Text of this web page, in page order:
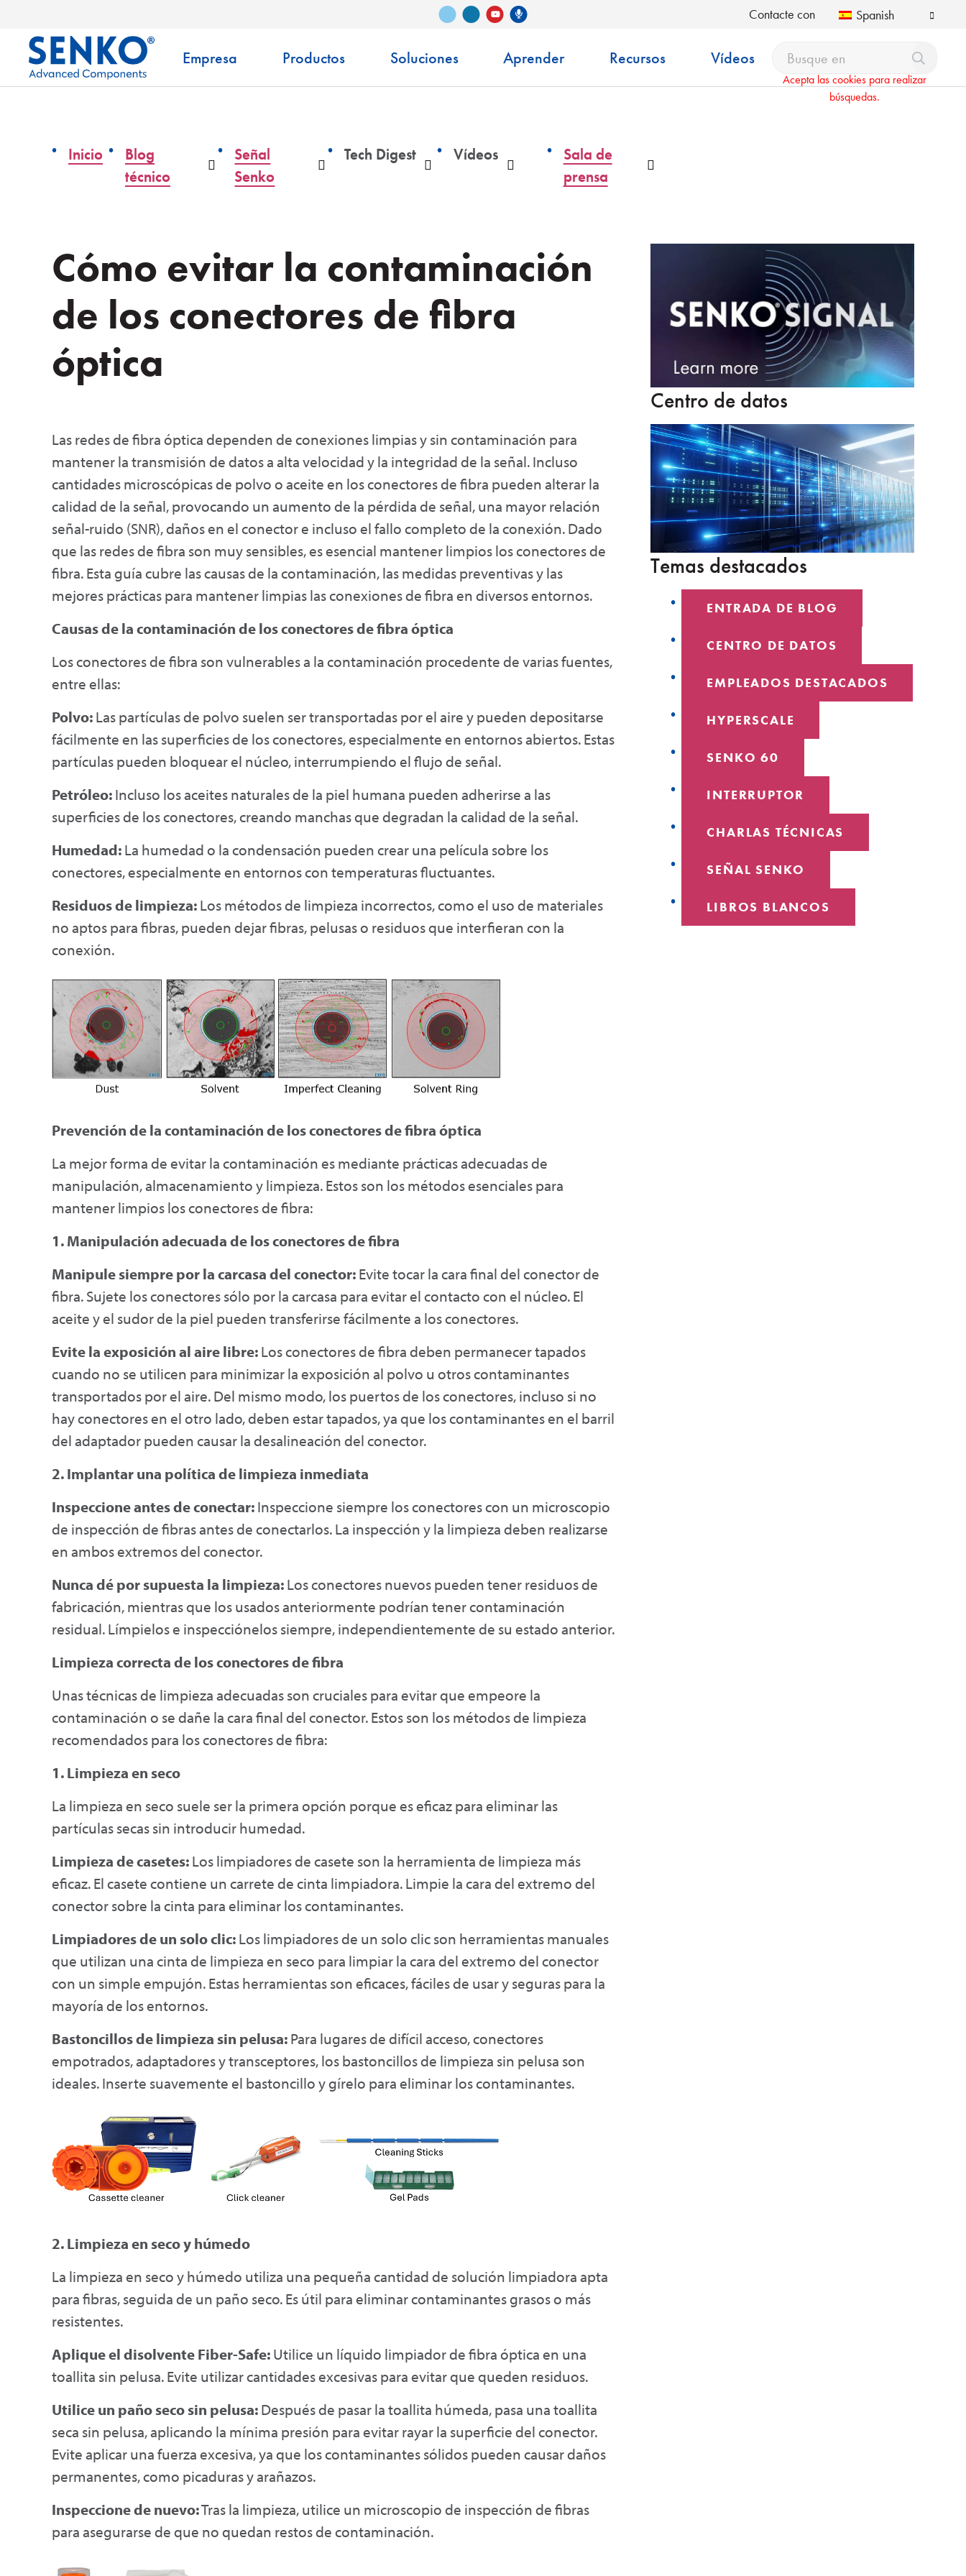
Vimeo LinkedInYouTubePodcast de Senko Contacte con Spanish
Empresa Productos Soluciones Aprender Recursos Vídeos
Acepta las cookies para realizar
búsquedas.
Inicio
Blog
técnico
Desplegable
Señal
Senko
Desplegable
Tech Digest
Desplegable
Vídeos
Desplegable
Sala de
prensa
Desplegable
Cómo evitar la contaminación
de los conectores de fibra
óptica
Las redes de fibra óptica dependen de conexiones limpias y sin contaminación para
mantener la transmisión de datos a alta velocidad y la integridad de la señal. Incluso
cantidades microscópicas de polvo o aceite en los conectores de fibra pueden alterar la
calidad de la señal, provocando un aumento de la pérdida de señal, una mayor relación
señal-ruido (SNR), daños en el conector e incluso el fallo completo de la conexión. Dado
que las redes de fibra son muy sensibles, es esencial mantener limpios los conectores de
fibra. Esta guía cubre las causas de la contaminación, las medidas preventivas y las
mejores prácticas para mantener limpias las conexiones de fibra en diversos entornos.
Causas de la contaminación de los conectores de fibra óptica
Los conectores de fibra son vulnerables a la contaminación procedente de varias fuentes,
entre ellas:
Polvo:Las partículas de polvo suelen ser transportadas por el aire y pueden depositarse
fácilmente en las superficies de los conectores, especialmente en entornos abiertos. Estas
partículas pueden bloquear el núcleo, interrumpiendo el flujo de señal.
Petróleo:Incluso los aceites naturales de la piel humana pueden adherirse a las
superficies de los conectores, creando manchas que degradan la calidad de la señal.
Humedad:La humedad o la condensación pueden crear una película sobre los
conectores, especialmente en entornos con temperaturas fluctuantes.
Residuos de limpieza:Los métodos de limpieza incorrectos, como el uso de materiales
no aptos para fibras, pueden dejar fibras, pelusas o residuos que interfieran con la
conexión.
Prevención de la contaminación de los conectores de fibra óptica
La mejor forma de evitar la contaminación es mediante prácticas adecuadas de
manipulación, almacenamiento y limpieza. Estos son los métodos esenciales para
mantener limpios los conectores de fibra:
1. Manipulación adecuada de los conectores de fibra
Manipule siempre por la carcasa del conector:Evite tocar la cara final del conector de
fibra. Sujete los conectores sólo por la carcasa para evitar el contacto con el núcleo. El
aceite y el sudor de la piel pueden transferirse fácilmente a los conectores.
Evite la exposición al aire libre:Los conectores de fibra deben permanecer tapados
cuando no se utilicen para minimizar la exposición al polvo u otros contaminantes
transportados por el aire. Del mismo modo, los puertos de los conectores, incluso si no
hay conectores en el otro lado, deben estar tapados, ya que los contaminantes en el barril
del adaptador pueden causar la desalineación del conector.
2. Implantar una política de limpieza inmediata
Inspeccione antes de conectar:Inspeccione siempre los conectores con un microscopio
de inspección de fibras antes de conectarlos. La inspección y la limpieza deben realizarse
en ambos extremos del conector.
Nunca dé por supuesta la limpieza:Los conectores nuevos pueden tener residuos de
fabricación, mientras que los usados anteriormente podrían tener contaminación
residual. Límpielos e inspecciónelos siempre, independientemente de su estado anterior.
Limpieza correcta de los conectores de fibra
Unas técnicas de limpieza adecuadas son cruciales para evitar que empeore la
contaminación o se dañe la cara final del conector. Estos son los métodos de limpieza
recomendados para los conectores de fibra:
1. Limpieza en seco
La limpieza en seco suele ser la primera opción porque es eficaz para eliminar las
partículas secas sin introducir humedad.
Limpieza de casetes:Los limpiadores de casete son la herramienta de limpieza más
eficaz. El casete contiene un carrete de cinta limpiadora. Limpie la cara del extremo del
conector sobre la cinta para eliminar los contaminantes.
Limpiadores de un solo clic:Los limpiadores de un solo clic son herramientas manuales
que utilizan una cinta de limpieza en seco para limpiar la cara del extremo del conector
con un simple empujón. Estas herramientas son eficaces, fáciles de usar y seguras para la
mayoría de los entornos.
Bastoncillos de limpieza sin pelusa:Para lugares de difícil acceso, conectores
empotrados, adaptadores y transceptores, los bastoncillos de limpieza sin pelusa son
ideales. Inserte suavemente el bastoncillo y gírelo para eliminar los contaminantes.
2. Limpieza en seco y húmedo
La limpieza en seco y húmedo utiliza una pequeña cantidad de solución limpiadora apta
para fibras, seguida de un paño seco. Es útil para eliminar contaminantes grasos o más
resistentes.
Aplique el disolvente Fiber-Safe:Utilice un líquido limpiador de fibra óptica en una
toallita sin pelusa. Evite utilizar cantidades excesivas para evitar que queden residuos.
Utilice un paño seco sin pelusa:Después de pasar la toallita húmeda, pasa una toallita
seca sin pelusa, aplicando la mínima presión para evitar rayar la superficie del conector.
Evite aplicar una fuerza excesiva, ya que los contaminantes sólidos pueden causar daños
permanentes, como picaduras y arañazos.
Inspeccione de nuevo:Tras la limpieza, utilice un microscopio de inspección de fibras
para asegurarse de que no quedan restos de contaminación.
Centro de datos
Temas destacados
ENTRADA DE BLOG
CENTRO DE DATOS
EMPLEADOS DESTACADOS
HYPERSCALE
SENKO 60
INTERRUPTOR
CHARLAS TÉCNICAS
SEÑAL SENKO
LIBROS BLANCOS